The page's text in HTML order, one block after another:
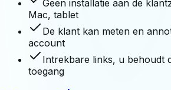
Geen installatie aan de
Mac, tablet
De klant kan meten en
account
Intrekbare links, u behoudt
toegang